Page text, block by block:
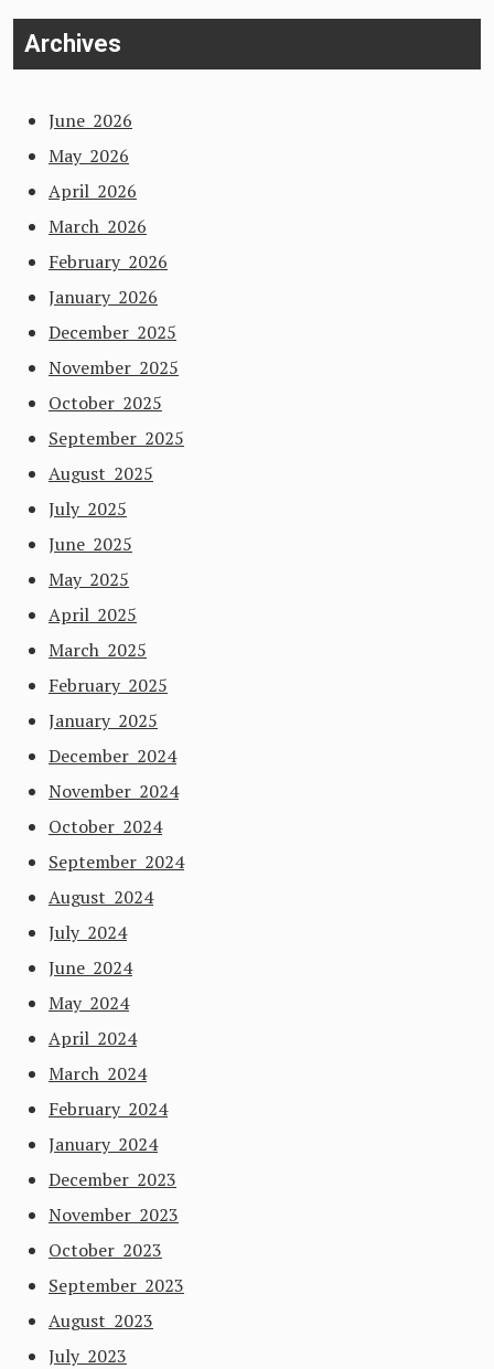
Archives
June 2026
May 2026
April 2026
March 2026
February 2026
January 2026
December 2025
November 2025
October 2025
September 2025
August 2025
July 2025
June 2025
May 2025
April 2025
March 2025
February 2025
January 2025
December 2024
November 2024
October 2024
September 2024
August 2024
July 2024
June 2024
May 2024
April 2024
March 2024
February 2024
January 2024
December 2023
November 2023
October 2023
September 2023
August 2023
July 2023